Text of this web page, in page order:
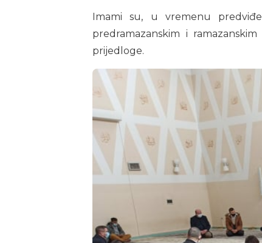
Imami su, u vremenu
predramazanskim i
prijedloge.